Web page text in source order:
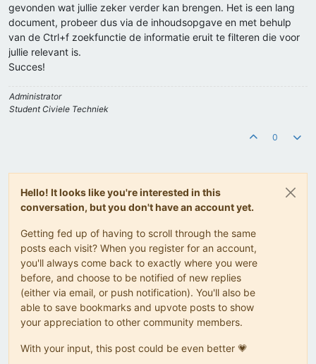
gevonden wat jullie zeker verder kan brengen. Het is een lang
document, probeer dus via de inhoudsopgave en met behulp
van de Ctrl+f zoekfunctie de informatie eruit te filteren die voor
jullie relevant is.
Succes!
Administrator
Student Civiele Techniek
0
Hello! It looks like you're interested in this
conversation, but you don't have an account yet.
Getting fed up of having to scroll through the same
posts each visit? When you register for an account,
you'll always come back to exactly where you were
before, and choose to be notified of new replies
(either via email, or push notification). You'll also be
able to save bookmarks and upvote posts to show
your appreciation to other community members.
With your input, this post could be even better 💗